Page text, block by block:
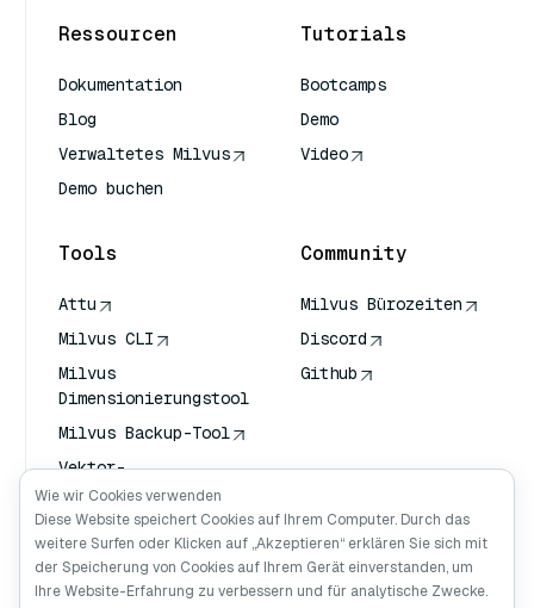
Ressourcen
Dokumentation
Blog
Verwaltetes Milvus
Demo buchen
Tutorials
Bootcamps
Demo
Video
Tools
Attu
Milvus CLI
Milvus
Dimensionierungstool
Milvus Backup-Tool
Vektor-
Transportdienst
(VTS)
Deep Searcher
Claude Kontext
Community
Milvus Bürozeiten
Discord
Github
Wie wir Cookies verwenden
Diese Website speichert Cookies auf Ihrem Computer. Durch das
weitere Surfen oder Klicken auf „Akzeptieren“ erklären Sie sich mit
der Speicherung von Cookies auf Ihrem Gerät einverstanden, um
Ihre Website-Erfahrung zu verbessern und für analytische Zwecke.